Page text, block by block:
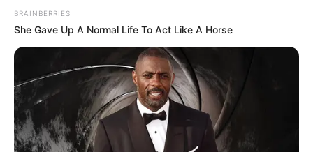
PALACIO DE JUSTICIA
Cuando Millos sirvió de
"cortina de humo": 40 años
de la toma del Palacio de
Justicia
DEPORTES TOLIMA
BRAINBERRIES
She Gave Up A Normal Life To Act Like A Horse